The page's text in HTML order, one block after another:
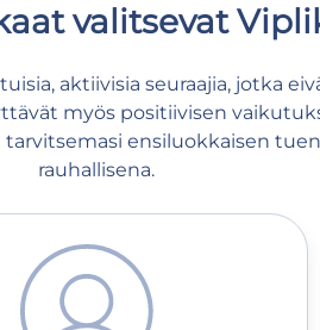
valitsevat
aktiivisia seuraajia, jotka
myös positiivisen
ensiluokkaisen
rauhallisena.